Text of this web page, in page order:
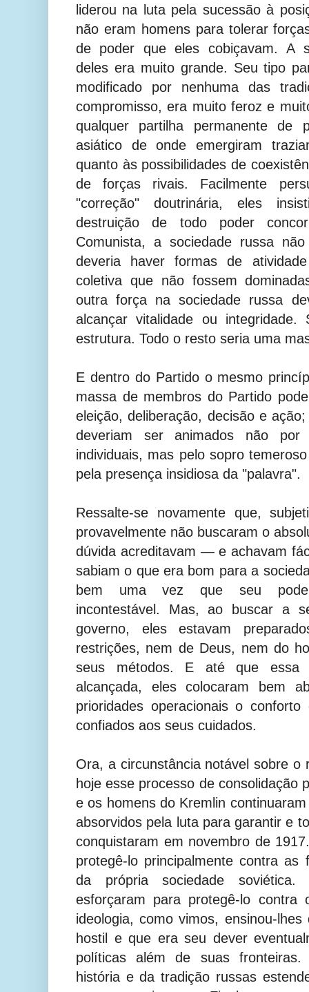
liderou na luta pela sucessão à
não eram homens para tolerar
de poder que eles cobiçavam. A
deles era muito grande. Seu tipo
modificado por nenhuma das
compromisso, era muito feroz e
qualquer partilha permanente de
asiático de onde emergiram
quanto às possibilidades de
de forças rivais. Facilmente
"correção" doutrinária, eles
destruição de todo poder
Comunista, a sociedade russa
deveria haver formas de
coletiva que não fossem
outra força na sociedade russa
alcançar vitalidade ou
estrutura. Todo o resto seria uma
E dentro do Partido o mesmo
massa de membros do Partido
eleição, deliberação, decisão e
deveriam ser animados não por
individuais, mas pelo sopro
pela presença insidiosa da "palavra".
Ressalte-se novamente que,
provavelmente não buscaram o
dúvida acreditavam — e achavam
sabiam o que era bom para a
bem uma vez que seu
incontestável. Mas, ao buscar a
governo, eles estavam
restrições, nem de Deus, nem do
seus métodos. E até que essa
alcançada, eles colocaram bem
prioridades operacionais o
confiados aos seus cuidados.
Ora, a circunstância notável sobre o
hoje esse processo de consolidação
e os homens do Kremlin
absorvidos pela luta para garantir e
conquistaram em novembro de
protegê-lo principalmente contra as
da própria sociedade
esforçaram para protegê-lo contra
ideologia, como vimos, ensinou-
hostil e que era seu dever
políticas além de suas
história e da tradição russas